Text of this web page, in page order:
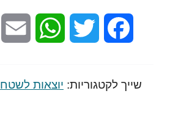
Facebook
Twitter
שייך לקטגוריות: יוצאות לשטח